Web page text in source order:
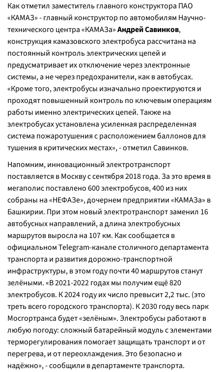
Как отметил заместитель главного конструктора ПАО
«КАМАЗ» - главный конструктор по автомобилям Научно-
технического центра «КАМАЗа»Андрей Савинков,
конструкция камазовского электробуса рассчитана на
постоянный контроль электрических цепей и
предусматривает их отключение через электронные
системы, а не через предохранители, как в автобусах.
«Кроме того, электробусы изначально проектируются и
проходят повышенный контроль по ключевым операциям
работы именно электрических цепей. Также на
электробусах установлена усиленная распределенная
система пожаротушения с расположением баллонов для
тушения в критических местах», - отметил Савинков.
Напомним, инновационный электротранспорт
поставляется в Москву с сентября 2018 года. За это время в
мегаполис поставлено 600 электробусов, 400 из них
собраны на «НЕФАЗе», дочернем предприятии «КАМАЗа» в
Башкирии. При этом новый электротранспорт заменил 16
автобусных направлений, а длина электробусных
маршрутов выросла на 107 км. Как сообщается в
официальном Telegram-канале столичного департамента
транспорта и развития дорожно-транспортной
инфраструктуры, в этом году почти 40 маршрутов станут
зелёными. «В 2021-2022 годах мы получим ещё 820
электробусов. К 2024 году их число превысит 2,2 тыс. (это
треть всего городского транспорта). К 2030 году весь парк
Мосгортранса будет «зелёным». Электробусы работают в
любую погоду: сложный батарейный модуль с элементами
терморегулирования помогает защищать транспорт и от
перегрева, и от переохлаждения. Это безопасно и
надёжно», - сообщили в департаменте транспорта.